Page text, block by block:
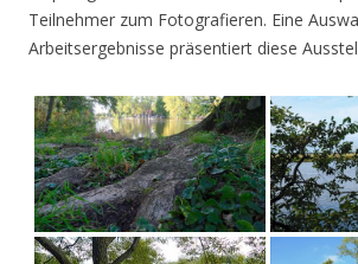
Teilnehmer zum Fotografieren. Eine
Arbeitsergebnisse präsentiert diese